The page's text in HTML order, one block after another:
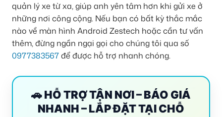
quản lý xe từ xa, giúp anh yên tâm hơn khi gửi xe ở
những nơi công cộng. Nếu bạn có bất kỳ thắc mắc
nào về màn hình Android Zestech hoặc cần tư vấn
thêm, đừng ngần ngại gọi cho chúng tôi qua số
0977383567để được hỗ trợ nhanh chóng.
🚗 HỖ TRỢ TẬN NƠI – BÁO GIÁ
NHANH – LẮP ĐẶT TẠI CHỖ